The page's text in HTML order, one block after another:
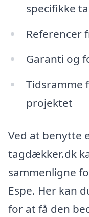
specifikke
Referencer
Garanti og
Tidsramme
projektet
Ved at benytte
tagdækker.dk
sammenligne
Espe. Her kan
for at få den